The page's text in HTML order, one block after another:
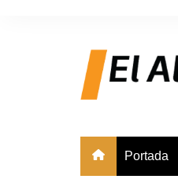
Portada